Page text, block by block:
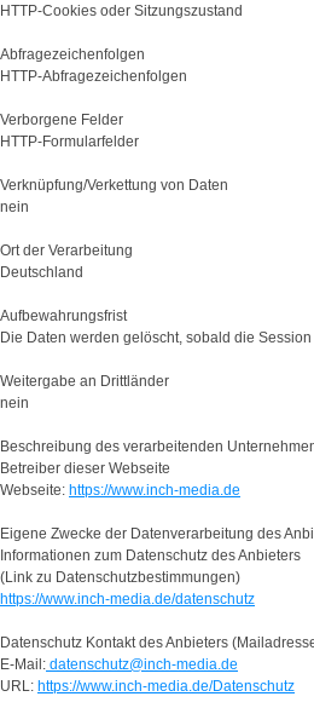
HTTP-Cookies oder Sitzungszustand
Abfragezeichenfolgen
HTTP-Abfragezeichenfolgen
Verborgene Felder
HTTP-Formularfelder
Verknüpfung/Verkettung von Daten
nein
Ort der Verarbeitung
Deutschland
Aufbewahrungsfrist
Die Daten werden gelöscht, sobald die
Weitergabe an Drittländer
nein
Beschreibung des verarbeitenden
Betreiber dieser Webseite
Webseite: https://www.inch-media.de
Eigene Zwecke der Datenverarbeitung des
Informationen zum Datenschutz des Anbieters
(Link zu Datenschutzbestimmungen)
https://www.inch-media.de/datenschutz
Datenschutz Kontakt des Anbieters
E-Mail: datenschutz@inch-media.de
URL: https://www.inch-media.de/Datenschutz